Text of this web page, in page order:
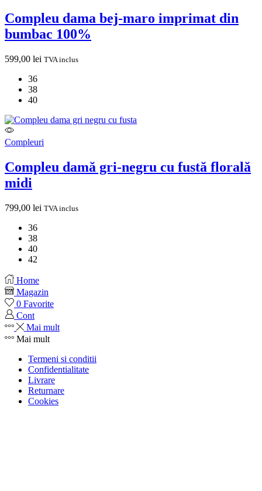
Compleu dama bej-maro imprimat din
bumbac 100%
599,00 lei TVA inclus
36
38
40
Compleuri
Compleu damă gri-negru cu fustă florală
midi
799,00 lei TVA inclus
36
38
40
42
Home
Magazin
0 Favorite
Cont
Mai mult
Mai mult
Termeni si conditii
Confidentialitate
Livrare
Returnare
Cookies